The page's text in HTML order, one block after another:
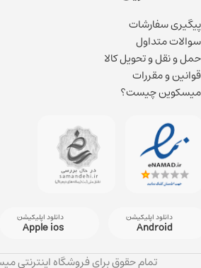
پیگیری سفارشات
سوالات متداول
حمل و نقل و تحویل کالا
قوانین و مقررات
میسکوین چیست؟
دانلود اپلیکیشن
Android
دانلود اپلیکیشن
Apple ios
تمام حقوق برای فروشگاه اینترنتی